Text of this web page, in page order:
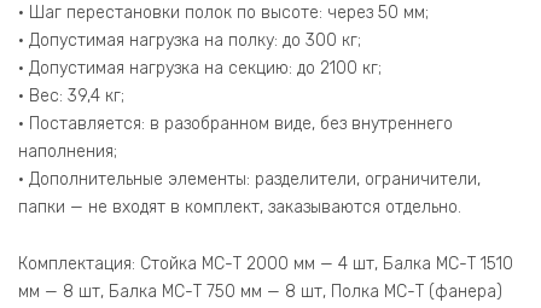
• Шаг перестановки полок по высоте: через 50 мм;
• Допустимая нагрузка на полку: до 300 кг;
• Допустимая нагрузка на секцию: до 2100 кг;
• Вес: 39,4 кг;
• Поставляется: в разобранном виде, без внутреннего
наполнения;
• Дополнительные элементы: разделители, ограничители,
папки — не входят в комплект, заказываются отдельно.
Комплектация: Стойка МС-Т 2000 мм — 4 шт, Балка МС-Т 1510
мм — 8 шт, Балка МС-Т 750 мм — 8 шт, Полка МС-Т (фанера)